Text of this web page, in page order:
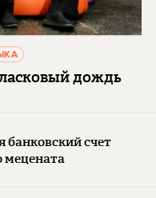
дождь
счет
мецената